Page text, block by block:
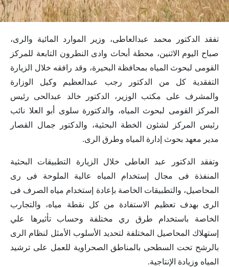
تفقد الدكتور محمد عبدالعاطى، وزير الموارد المائية والرى،
صباح اليوم الاثنين، محطة أبحاث وادى النطرون التابعة للمركز
القومى لبحوث المياه بمحافظة البحيرة، وقد رافقه خلال الزيارة
التفقدية كل من الدكتور رجب عبدالعظيم وكيل الوزارة
والمشرف على مكتب الوزير، الدكتور خالد عبدالحى رئيس
المركز القومى لبحوث المياه، والدكتورة سلوى أبو العلا نائب
رئيس المركز لشئون الخطة البحثية، والدكتور جمال القصار
مدير معهد بحوث إدارة المياه وطرق الرى.
وتفقد الدكتور عبد العاطى خلال الزيارة التطبيقات البحثية
المنفذة فى مجال إستخدام المياه عالية الملوحة فى رى
المحاصيل، والتطبيقات الخاصة بإعادة إستخدام مياه الصرف فى
الرى بهدف تعظيم الاستفادة من كل نقطة مياه، والتجارب
الخاصة باستخدام طرق ري مختلفة وحساب تأثيرها علي
إستهلاك المحاصيل المختلفة لتحديد الأسلوب الأمثل لنظام الرى
بالرشح تحت السطحى بالمناطق الصحراوية للعمل على ترشيد
المياه وزيادة الإنتاجية.